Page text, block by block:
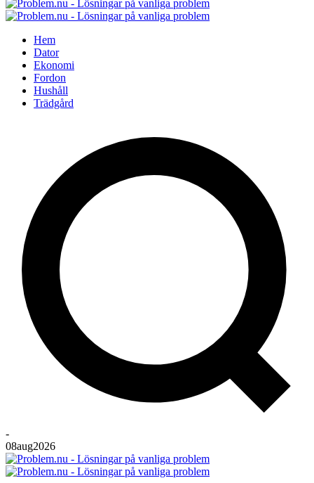
Hem
Dator
Ekonomi
Fordon
Hushåll
Trädgård
-
08aug2026